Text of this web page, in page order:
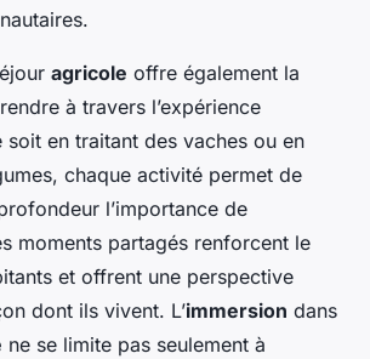
agricole offre également la
à travers l’expérience
soit en traitant des vaches ou en
chaque activité permet de
l’importance de
moments partagés renforcent le
et offrent une perspective
dont ils vivent. L’immersion dans
ne se limite pas seulement à